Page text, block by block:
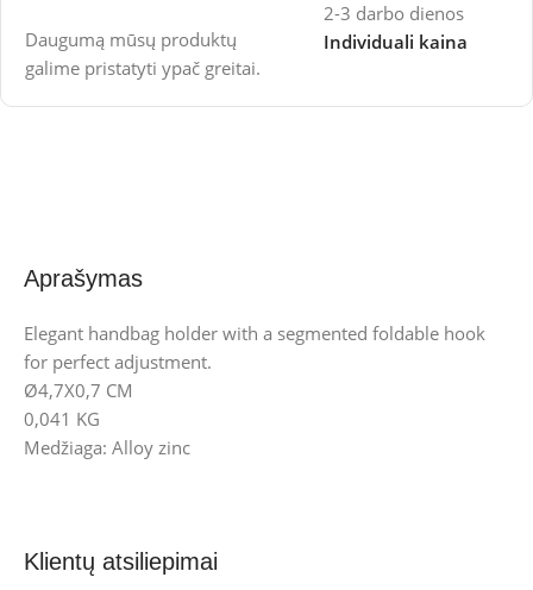
Daugumą mūsų produktų
galime pristatyti ypač greitai.
2-3 darbo dienos
Individuali kaina
Aprašymas
Elegant handbag holder with a segmented foldable hook
for perfect adjustment.
Ø4,7X0,7 CM
0,041 KG
Medžiaga: Alloy zinc
Klientų atsiliepimai